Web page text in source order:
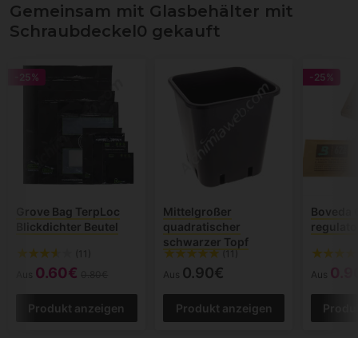
Gemeinsam mit Glasbehälter mit
Schraubdeckel0 gekauft
-25%
Grove Bag TerpLoc
Blickdichter Beutel
(11)
0.60€
Produkt anzeigen
Mittelgroßer
quadratischer
schwarzer Topf
(11)
Aus 0.90€
Produkt anzeigen
-25%
Boveda
Aus